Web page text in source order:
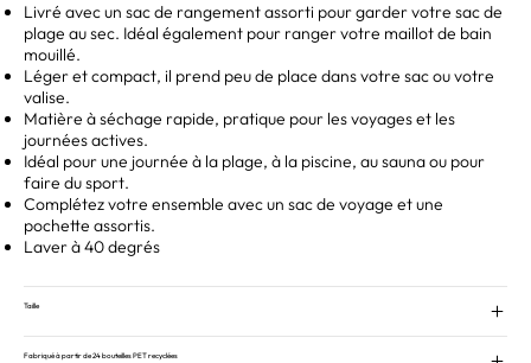
Livré avec un sac de rangement assorti pour garder votre sac de
plage au sec. Idéal également pour ranger votre maillot de bain
mouillé.
Léger et compact, il prend peu de place dans votre sac ou votre
valise.
Matière à séchage rapide, pratique pour les voyages et les
journées actives.
Idéal pour une journée à la plage, à la piscine, au sauna ou pour
faire du sport.
Complétez votre ensemble avec un sac de voyage et une
pochette assortis.
Laver à 40 degrés
Taille
Fabriqué à partir de 24 bouteilles PET recyclées